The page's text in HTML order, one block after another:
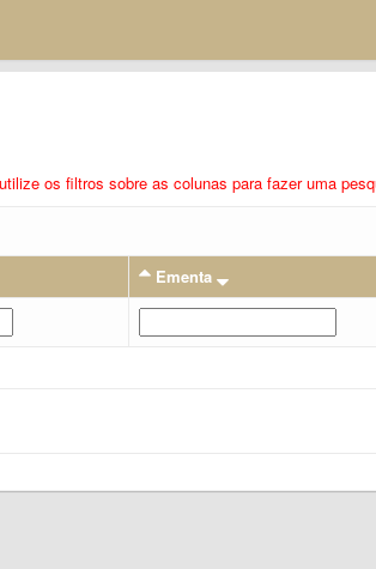
os filtros sobre as colunas para fazer uma
Ementa